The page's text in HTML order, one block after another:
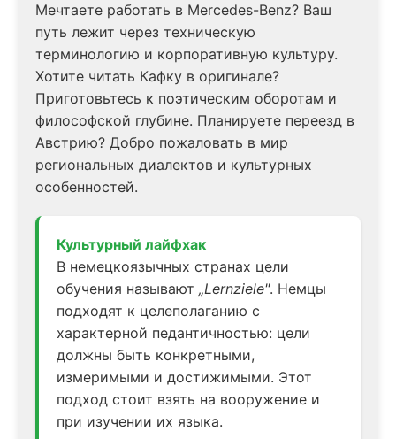
Мечтаете работать в Mercedes-Benz? Ваш
путь лежит через техническую
терминологию и корпоративную культуру.
Хотите читать Кафку в оригинале?
Приготовьтесь к поэтическим оборотам и
философской глубине. Планируете переезд в
Австрию? Добро пожаловать в мир
региональных диалектов и культурных
особенностей.
Культурный лайфхак
В немецкоязычных странах цели
обучения называют „Lernziele". Немцы
подходят к целеполаганию с
характерной педантичностью: цели
должны быть конкретными,
измеримыми и достижимыми. Этот
подход стоит взять на вооружение и
при изучении их языка.